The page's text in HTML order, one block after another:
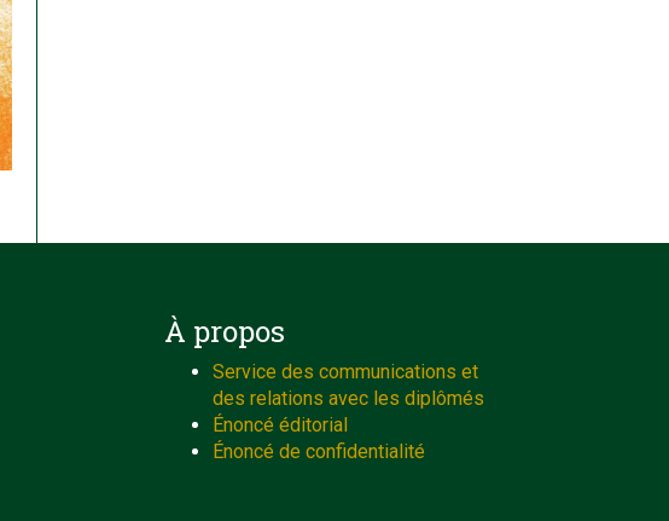
À propos
Service des communications et
des relations avec les diplômés
Énoncé éditorial
Énoncé de confidentialité